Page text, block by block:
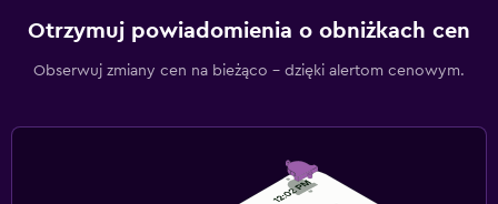
Otrzymuj powiadomienia o obniżkach cen
Obserwuj zmiany cen na bieżąco – dzięki alertom cenowym.